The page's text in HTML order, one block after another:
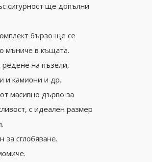
сигурност ще допълни
бързо ще се
мъниче в къщата.
редене на пъзели,
и камиони и др.
масивно дърво за
с идеален размер
за сглобяване.